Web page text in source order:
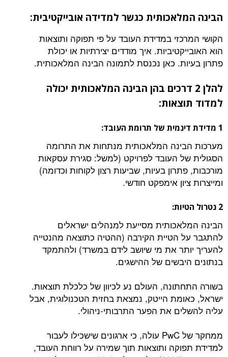
הבינה המלאכותית כגשר למדידה אובייקטיבית:
הקושי המרכזי במדידת העובד על פי תפוקה ותוצאות
הוא האובייקטיביות. איך מודדים יצירתיות או יכולת
פתרון בעיות. כאן נכנסת לתמונה הבינה המלאכותית.
להלן 2 דרכים בהן הבינה המלאכותית יכולה
למדוד תוצאות:
1 מדידת דינמית של תרומת העובד:
מערכות הבינה המלאכותית מנתחות את התרומה
הסגולית של העובד לפרויקט (למשל: סגירת עסקאות
מורכבות, פתרון בעיות, שביעות רצון לקוחות וכדומה)
ומייצרות ציון אימפקט חודשי.
2 נטרול הטיות:
הבינה המלאכותית מסייעת למנהלים ישראלים
להתגבר על הטיית הקירבה (ההטיה כתוצאה מהנטייה
להעריך יותר את מי שיושב לידם במשרד) ולהתמקד
בנתונים היבשים של ההישגים.
בשורה התחתונה, העולם נע לכיוון של כלכלת תוצאות.
ישראל, כאומת הייטק, נמצאת בחזית הטכנולוגית, אבל
עליה להשלים את הפער התרבותי-ניהולי.
ממחקר של PwC עולה, כי ארגונים שישכילו לעבור
למדידת תפוקה ותוצאות תוך שמירה על רווחת העובד,